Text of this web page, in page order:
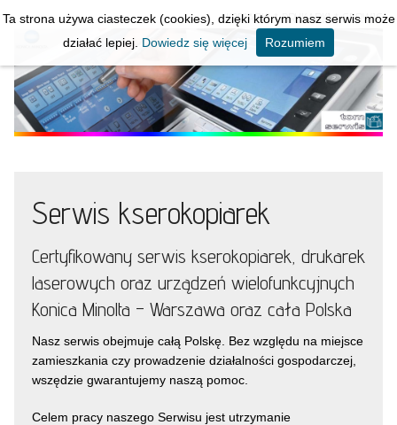
KOPIARKI * DRUKARKI * SERWIS
Serwis kserokopiarek
Certyfikowany serwis kserokopiarek, drukarek
laserowych oraz urządzeń wielofunkcyjnych
Konica Minolta – Warszawa oraz cała Polska
Nasz serwis obejmuje całą Polskę. Bez względu na miejsce
zamieszkania czy prowadzenie działalności gospodarczej,
wszędzie gwarantujemy naszą pomoc.
Celem pracy naszego Serwisu jest utrzymanie
Ta strona używa ciasteczek (cookies), dzięki którym nasz serwis może
działać lepiej. Dowiedz się więcej Rozumiem